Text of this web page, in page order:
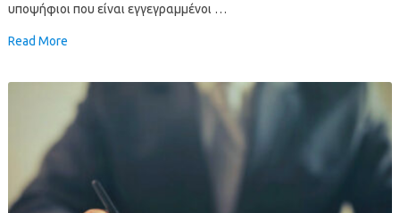
υποψήφιοι που είναι εγγεγραμμένοι …
Read More